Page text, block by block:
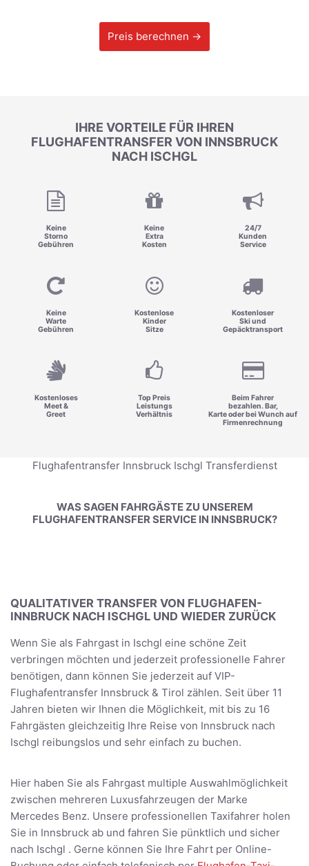
Preis berechnen →
IHRE VORTEILE FÜR IHREN
FLUGHAFENTRANSFER VON INNSBRUCK
NACH ISCHGL
Keine
Storno
Gebühren
Keine
Extra
Kosten
24/7
Kunden
Service
Keine
Warte
Gebühren
Kostenlose
Kinder
Sitze
Kostenloser
Ski und
Gepäcktransport
Kostenloses
Meet &
Greet
Top Preis
Leistungs
Verhältnis
Beim Fahrer
bezahlen. Bar,
Karte oder bei Wunch auf
Firmenrechnung
Flughafentransfer Innsbruck Ischgl Transferdienst
WAS SAGEN FAHRGÄSTE ZU UNSEREM
FLUGHAFENTRANSFER SERVICE IN INNSBRUCK?
QUALITATIVER TRANSFER VON FLUGHAFEN-
INNBRUCK NACH ISCHGL UND WIEDER ZURÜCK
Wenn Sie als Fahrgast in Ischgl eine schöne Zeit
verbringen möchten und jederzeit professionelle Fahrer
benötigen, dann können Sie jederzeit auf VIP-
Flughafentransfer Innsbruck & Tirol zählen. Seit über 11
Jahren bieten wir Ihnen die Möglichkeit, mit bis zu 16
Fahrgästen gleichzeitig Ihre Reise von Innsbruck nach
Ischgl reibungslos und sehr einfach zu buchen.
Hier haben Sie als Fahrgast multiple Auswahlmöglichkeit
zwischen mehreren Luxusfahrzeugen der Marke
Mercedes Benz. Unsere professionellen Taxifahrer holen
Sie in Innsbruck ab und fahren Sie pünktlich und sicher
nach Ischgl . Gerne können Sie Ihre Fahrt per Online-